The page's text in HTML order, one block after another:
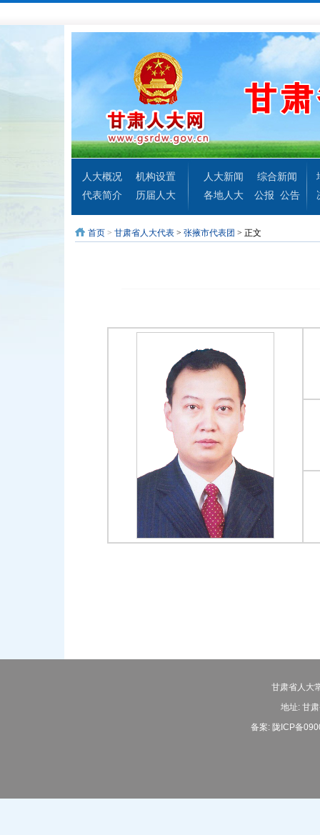
人大概况
机构设置
代表简介
历届人大
人大新闻
综合新闻
各地人大
公报 公告
首页 > 甘肃省人大代表 > 张掖市代表团 > 正文
甘肃省人大
地址: 甘
备案: 陇ICP备